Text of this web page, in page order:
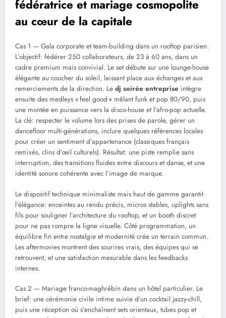
fédératrice et mariage cosmopolite
au cœur de la capitale
Cas 1 — Gala corporate et team-building dans un rooftop parisien.
L’objectif: fédérer 250 collaborateurs, de 23 à 60 ans, dans un
cadre premium mais convivial. Le set débute sur une lounge-house
élégante au coucher du soleil, laissant place aux échanges et aux
remerciements de la direction. Le dj soirée entreprise intègre
ensuite des medleys « feel good » mêlant funk et pop 80/90, puis
une montée en puissance vers la disco-house et l’afro-pop actuelle.
La clé: respecter le volume lors des prises de parole, gérer un
dancefloor multi-générations, inclure quelques références locales
pour créer un sentiment d’appartenance (classiques français
remixés, clins d’œil culturels). Résultat: une piste remplie sans
interruption, des transitions fluides entre discours et danse, et une
identité sonore cohérente avec l’image de marque.
Le dispositif technique minimaliste mais haut de gamme garantit
l’élégance: enceintes au rendu précis, micros stables, uplights sans
fils pour souligner l’architecture du rooftop, et un booth discret
pour ne pas rompre la ligne visuelle. Côté programmation, un
équilibre fin entre nostalgie et modernité crée un terrain commun.
Les aftermovies montrent des sourires vrais, des équipes qui se
retrouvent, et une satisfaction mesurable dans les feedbacks
internes.
Cas 2 — Mariage franco-maghrébin dans un hôtel particulier. Le
brief: une cérémonie civile intime suivie d’un cocktail jazzy-chill,
puis une réception où s’enchaînent sets orientaux, tubes pop et